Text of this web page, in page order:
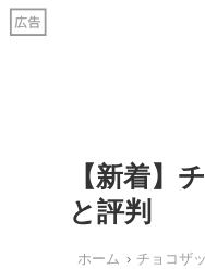
【新着】
と評判
ホーム チョコザ